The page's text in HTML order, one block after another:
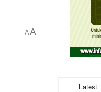
AA
Latest